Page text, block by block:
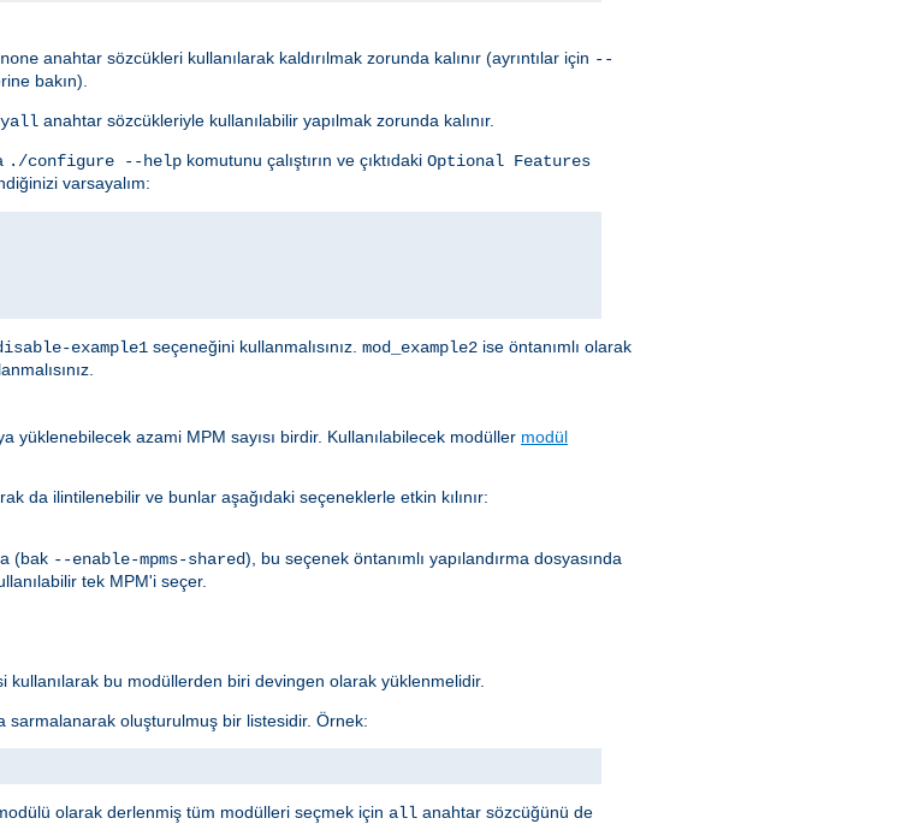
none anahtar sözcükleri kullanılarak kaldırılmak zorunda kalınır (ayrıntılar için --
bakın).
anahtar sözcükleriyle kullanılabilir yapılmak zorunda kalınır.
./configure --help komutunu çalıştırın ve çıktıdaki Optional Features
varsayalım:
example1 seçeneğini kullanmalısınız. mod_example2 ise öntanımlı olarak
yüklenebilecek azami MPM sayısı birdir. Kullanılabilecek modüller modül
da ilintilenebilir ve bunlar aşağıdaki seçeneklerle etkin kılınır:
(bak --enable-mpms-shared), bu seçenek öntanımlı yapılandırma dosyasında
tek MPM'i seçer.
kullanılarak bu modüllerden biri devingen olarak yüklenmelidir.
sarmalanarak oluşturulmuş bir listesidir. Örnek:
olarak derlenmiş tüm modülleri seçmek için all anahtar sözcüğünü de